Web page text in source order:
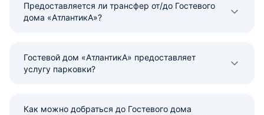
Предоставляется ли трансфер от/до Гостевого
дома «АтлантикА»?
Гостевой дом «АтлантикА» предоставляет
услугу парковки?
Как можно добраться до Гостевого дома